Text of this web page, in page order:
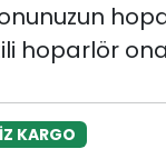
hoparlör
KARGO